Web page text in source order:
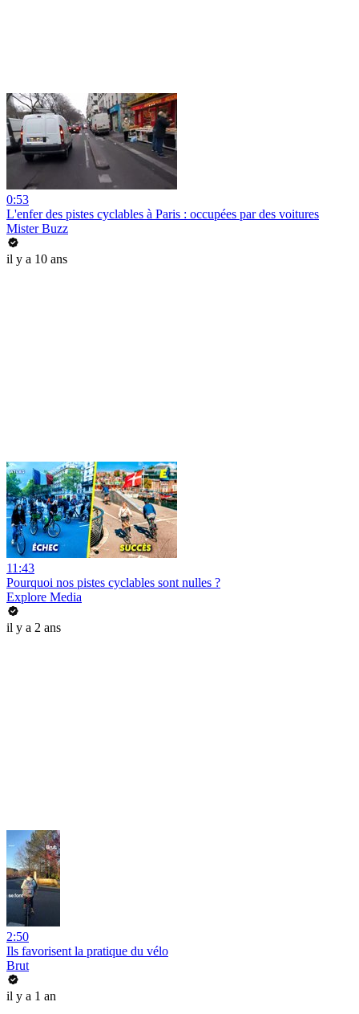
0:53
L'enfer des pistes cyclables à Paris : occupées par des voitures
Mister Buzz
il y a 10 ans
11:43
Pourquoi nos pistes cyclables sont nulles ?
Explore Media
il y a 2 ans
2:50
Ils favorisent la pratique du vélo
Brut
il y a 1 an